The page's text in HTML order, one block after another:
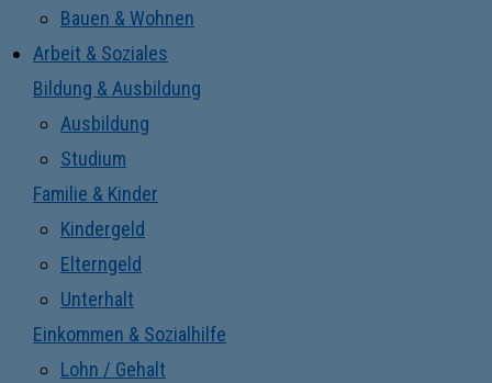
Bauen & Wohnen
Arbeit & Soziales
Bildung & Ausbildung
Ausbildung
Studium
Familie & Kinder
Kindergeld
Elterngeld
Unterhalt
Einkommen & Sozialhilfe
Lohn / Gehalt